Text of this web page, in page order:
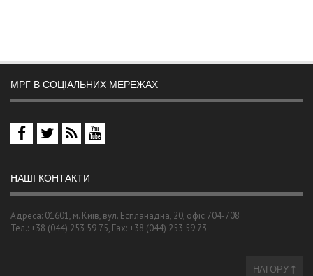
МРГ В СОЦІАЛЬНИХ МЕРЕЖАХ
НАШІ КОНТАКТИ
Адреса: 01601, м. Київ, вул. Еспланадна, 20, офіс 704-708
Тел.: +38 (044) 253 59 75, Fax: +38 (044) 253 59 73
НАГОРУ